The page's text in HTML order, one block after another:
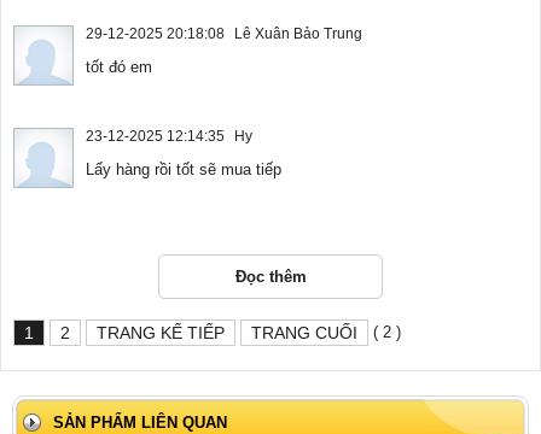
29-12-2025 20:18:08 Lê Xuân Bảo Trung
tốt đó em
23-12-2025 12:14:35 Hy
Lấy hàng rồi tốt sẽ mua tiếp
Đọc thêm
1 2 TRANG KẾ TIẾP TRANG CUỐI ( 2 )
SẢN PHẨM LIÊN QUAN